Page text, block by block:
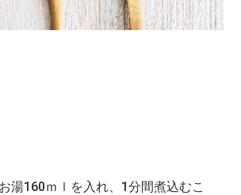
湯160ｍｌを入れ、1分間煮込むこ